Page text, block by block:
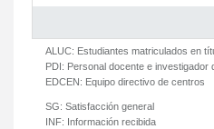
ALUC: Estudiantes matriculados en
PDI: Personal docente e investigador
EDCEN: Equipo directivo de centros
SG: Satisfacción general
INF: Información recibida